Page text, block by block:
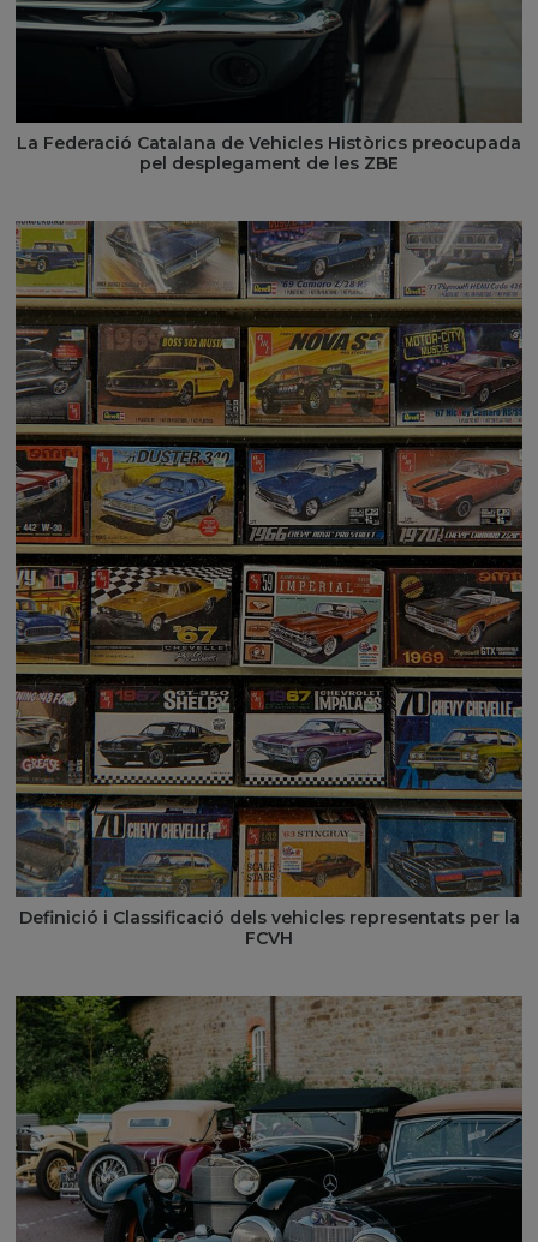
La Federació Catalana de Vehicles Històrics preocupada
pel desplegament de les ZBE
Definició i Classificació dels vehicles representats per la
FCVH